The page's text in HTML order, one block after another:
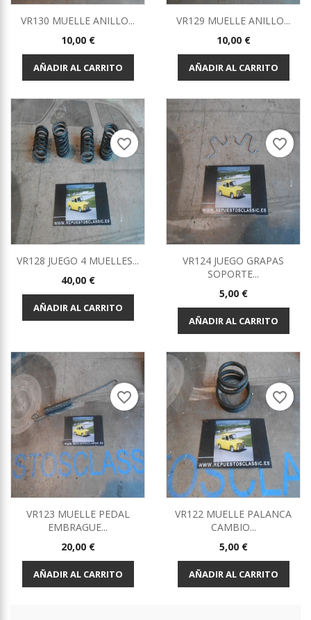
VR130 MUELLE ANILLO...
Precio
10,00 €
AÑADIR AL CARRITO
VR129 MUELLE ANILLO...
Precio
10,00 €
AÑADIR AL CARRITO
VR128 JUEGO 4 MUELLES...
Precio
40,00 €
AÑADIR AL CARRITO
favorite_border
VR124 JUEGO GRAPAS
SOPORTE...
Precio
5,00 €
AÑADIR AL CARRITO
favorite_border
VR123 MUELLE PEDAL
EMBRAGUE...
Precio
20,00 €
AÑADIR AL CARRITO
favorite_border
VR122 MUELLE PALANCA
CAMBIO...
Precio
5,00 €
AÑADIR AL CARRITO
favorite_border